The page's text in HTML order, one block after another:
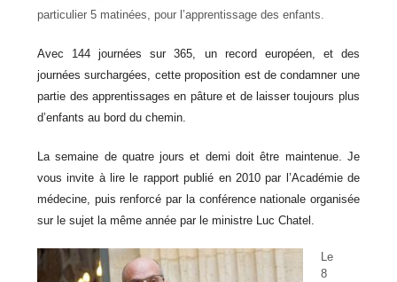
particulier 5 matinées, pour l’apprentissage des enfants.
Avec 144 journées sur 365, un record européen, et des
journées surchargées, cette proposition est de condamner une
partie des apprentissages en pâture et de laisser toujours plus
d’enfants au bord du chemin.
La semaine de quatre jours et demi doit être maintenue. Je
vous invite à lire le rapport publié en 2010 par l’Académie de
médecine, puis renforcé par la conférence nationale organisée
sur le sujet la même année par le ministre Luc Chatel.
Le
8